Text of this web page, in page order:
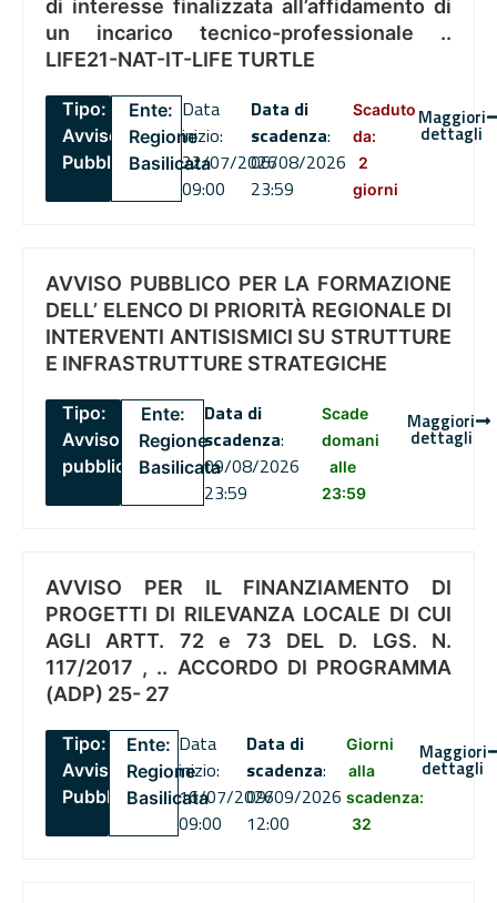
di interesse finalizzata all’affidamento di
un incarico tecnico-professionale ..
LIFE21-NAT-IT-LIFE TURTLE
Tipo:
Avviso
Pubblico
Ente:
Regione
Basilicata
Data
inizio:
22/07/2026
09:00
Data di
scadenza:
06/08/2026
23:59
Scaduto
da:
2
giorni
Maggiori
dettagli
AVVISO PUBBLICO PER LA FORMAZIONE
DELL’ ELENCO DI PRIORITÀ REGIONALE DI
INTERVENTI ANTISISMICI SU STRUTTURE
E INFRASTRUTTURE STRATEGICHE
Tipo:
Avviso
pubblico
Ente:
Regione
Basilicata
Data di
scadenza:
09/08/2026
23:59
Scade
domani
alle
23:59
Maggiori
dettagli
AVVISO PER IL FINANZIAMENTO DI
PROGETTI DI RILEVANZA LOCALE DI CUI
AGLI ARTT. 72 e 73 DEL D. LGS. N.
117/2017 , .. ACCORDO DI PROGRAMMA
(ADP) 25- 27
Tipo:
Avviso
Pubblico
Ente:
Regione
Basilicata
Data
inizio:
16/07/2026
09:00
Data di
scadenza:
09/09/2026
12:00
Giorni
alla
scadenza:
32
Maggiori
dettagli